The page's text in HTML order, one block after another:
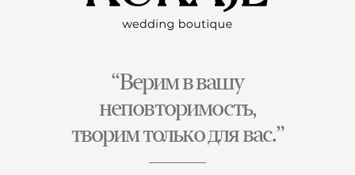
“Верим в вашу
неповторимость,
творим только для вас.”